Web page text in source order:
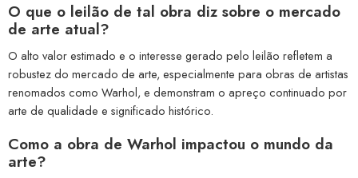
O que o leilão de tal obra diz sobre o mercado
de arte atual?
O alto valor estimado e o interesse gerado pelo leilão refletem a
robustez do mercado de arte, especialmente para obras de artistas
renomados como Warhol, e demonstram o apreço continuado por
arte de qualidade e significado histórico.
Como a obra de Warhol impactou o mundo da
arte?